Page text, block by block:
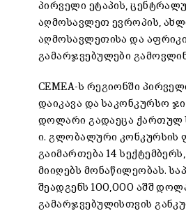
პირველი ეტაპის,
აღმოსავლეთ ევროპის,
აღმოსავლეთისა და
გამარჯვებულები
CEMEA-ს რეგიონში
დაიკავა და საკონკურსო
დოლარი გადაეცა ქართულ
ი. გლობალური კონკურსის
გაიმართება 14
მიიღებს მონაწილეობას.
შეადგენს 100,000 აშშ
გამარჯვებულისთვის